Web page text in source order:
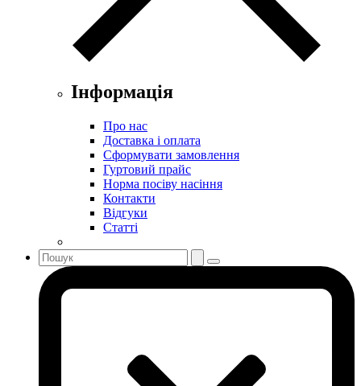
Інформація
Про нас
Доставка і оплата
Сформувати замовлення
Гуртовий прайс
Норма посіву насіння
Контакти
Відгуки
Статті